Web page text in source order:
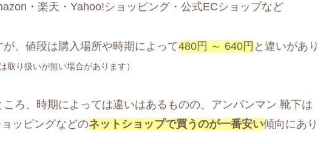
・楽天・Yahoo!ショッピング・公式ECショップなど
、値段は購入場所や時期によって480円 ～ 640円 と違いがあり
取り扱いが無い場合があります）
ろ、時期によっては違いはあるものの、アンパンマン 靴下は
ッピングなどのネットショップで買うのが一番安い傾向にあり